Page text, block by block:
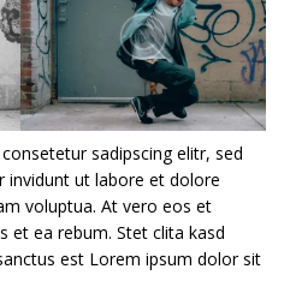
sadipscing elitr, sed
ut labore et dolore
voluptua. At vero eos et
et ea rebum. Stet clita kasd
est Lorem ipsum dolor sit